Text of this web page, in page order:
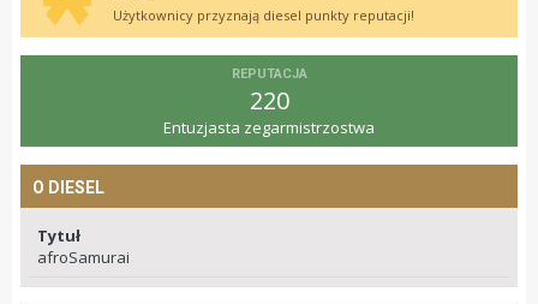
Użytkownicy przyznają diesel punkty reputacji!
REPUTACJA
220
Entuzjasta zegarmistrzostwa
O DIESEL
Tytuł
afroSamurai